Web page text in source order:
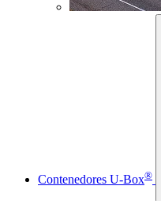
Contenedores U-Box®